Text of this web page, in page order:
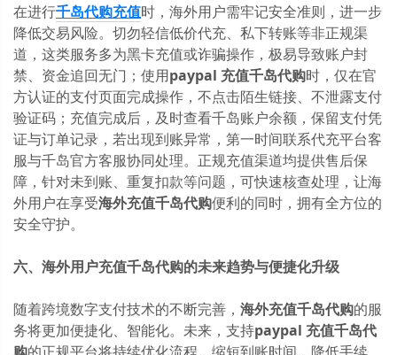
在进行千岛代购充值时，海外用户需牢记安全准则，进一步
降低交易风险。切勿轻信低价代充、私下转账等非正规渠
道，这类服务多为黑卡充值或诈骗操作，极易导致账户封
禁、资金追回无门；使用paypal 充值千岛代购时，仅在官
方认证的支付页面完成操作，不点击陌生链接、不泄露支付
验证码；充值完成后，及时查看千岛账户余额，保留支付凭
证与订单记录，若出现到账异常，第一时间联系代充平台客
服与千岛官方客服协同处理。正规充值渠道均提供售后保
障，针对未到账、重复扣款等问题，可快速核查处理，让海
外用户在享受海外充值千岛代购便利的同时，拥有全方位的
安全守护。
六、海外用户充值千岛代购的未来趋势与便捷化升级
随着跨境数字支付技术的不断完善， 海外充值千岛代购的服
务将更加便捷化、智能化。未来，支持paypal 充值千岛代
购的正规平台将持续优化流程，缩短到账时间、降低手续